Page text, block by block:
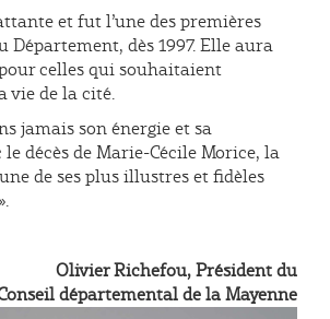
et fut l’une des premières
Département, dès 1997. Elle aura
celles qui souhaitaient
vie de la cité.
jamais son énergie et sa
le décès de Marie-Cécile Morice, la
de ses plus illustres et fidèles
Olivier Richefou, Président du
départemental de la Mayenne